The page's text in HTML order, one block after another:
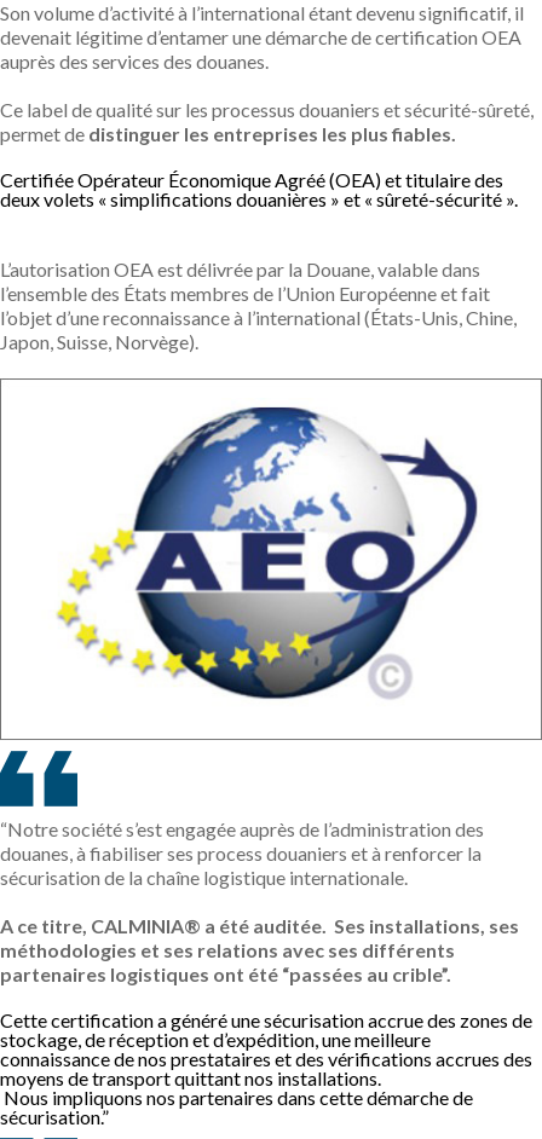
Son volume d’activité à l’international étant devenu significatif, il
devenait légitime d’entamer une démarche de certification OEA
auprès des services des douanes.
Ce label de qualité sur les processus douaniers et sécurité-sûreté,
permet de distinguer les entreprises les plus fiables.
Certifiée Opérateur Économique Agréé (OEA) et titulaire des
deux volets « simplifications douanières » et « sûreté-sécurité ».
L’autorisation OEA est délivrée par la Douane, valable dans
l’ensemble des États membres de l’Union Européenne et fait
l’objet d’une reconnaissance à l’international (États-Unis, Chine,
Japon, Suisse, Norvège).
“Notre société s’est engagée auprès de l’administration des
douanes,à fiabiliser ses process douaniers et à renforcer la
sécurisation de la chaîne logistique internationale.
A ce titre, CALMINIA® a été auditée. Ses installations, ses
méthodologies et ses relations avec ses différents
partenaires logistiques ont été “passées au crible”.
Cette certification a généré une sécurisation accrue des zones de
stockage, de réception et d’expédition, une meilleure
connaissance de nos prestataires et des vérifications accrues des
moyens de transport quittant nos installations.
Nous impliquons nos partenaires dans cette démarche de
sécurisation.”